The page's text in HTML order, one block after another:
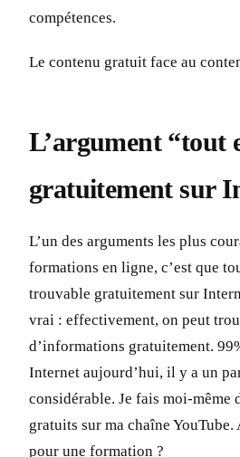
compétences.
Le contenu gratuit face au
L’argument “tout
gratuitement sur
L’un des arguments les plus
formations en ligne, c’est que
trouvable gratuitement sur
vrai : effectivement, on peut
d’informations gratuitement.
Internet aujourd’hui, il y a un
considérable. Je fais moi-même
gratuits sur ma chaîne
pour une formation ?